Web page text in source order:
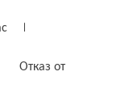
Отказ от